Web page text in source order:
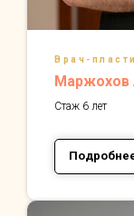
Врач-
Маржохов
Стаж 6 лет